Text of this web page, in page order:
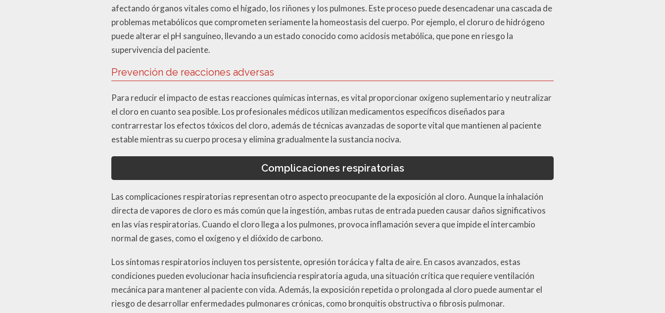
afectando órganos vitales como el hígado, los riñones y los pulmones. Este proceso puede desencadenar una cascada de
problemas metabólicos que comprometen seriamente la homeostasis del cuerpo. Por ejemplo, el cloruro de hidrógeno
puede alterar el pH sanguíneo, llevando a un estado conocido como acidosis metabólica, que pone en riesgo la
supervivencia del paciente.
Prevención de reacciones adversas
Para reducir el impacto de estas reacciones químicas internas, es vital proporcionar oxígeno suplementario y neutralizar
el cloro en cuanto sea posible. Los profesionales médicos utilizan medicamentos específicos diseñados para
contrarrestar los efectos tóxicos del cloro, además de técnicas avanzadas de soporte vital que mantienen al paciente
estable mientras su cuerpo procesa y elimina gradualmente la sustancia nociva.
Complicaciones respiratorias
Las complicaciones respiratorias representan otro aspecto preocupante de la exposición al cloro. Aunque la inhalación
directa de vapores de cloro es más común que la ingestión, ambas rutas de entrada pueden causar daños significativos
en las vías respiratorias. Cuando el cloro llega a los pulmones, provoca inflamación severa que impide el intercambio
normal de gases, como el oxígeno y el dióxido de carbono.
Los síntomas respiratorios incluyen tos persistente, opresión torácica y falta de aire. En casos avanzados, estas
condiciones pueden evolucionar hacia insuficiencia respiratoria aguda, una situación crítica que requiere ventilación
mecánica para mantener al paciente con vida. Además, la exposición repetida o prolongada al cloro puede aumentar el
riesgo de desarrollar enfermedades pulmonares crónicas, como bronquitis obstructiva o fibrosis pulmonar.